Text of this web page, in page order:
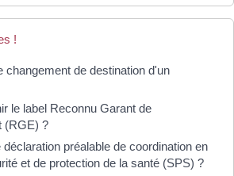
!
changement de destination d'un
le label Reconnu Garant de
(RGE) ?
préalable de coordination en
et de protection de la santé (SPS) ?